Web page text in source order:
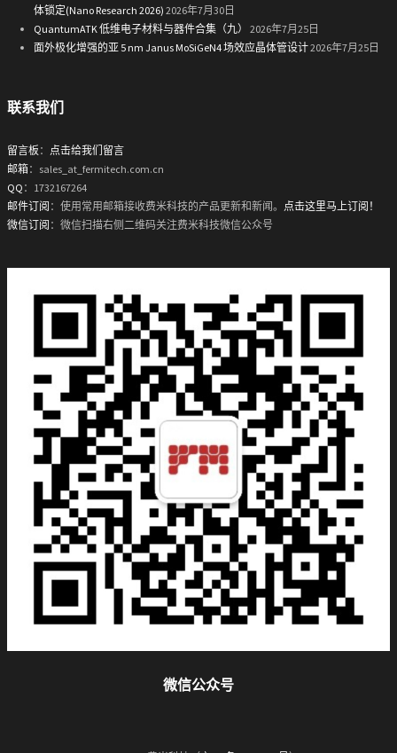
体锁定(Nano Research 2026) 2026年7月30日
QuantumATK 低维电子材料与器件合集（九）
2026年7月25日
面外极化增强的亚 5 nm Janus MoSiGeN4 场效应晶体管设计2026年7月25日
联系我们
留言板 ： 点击给我们留言
邮箱：sales_at_fermitech.com.cn
QQ ：1732167264
邮件订阅 ：使用常用邮箱接收费米科技的产品更新和新闻。 点击这里马上订阅！
微信订阅 ：微信扫描右侧二维码关注费米科技微信公众号
微信公众号